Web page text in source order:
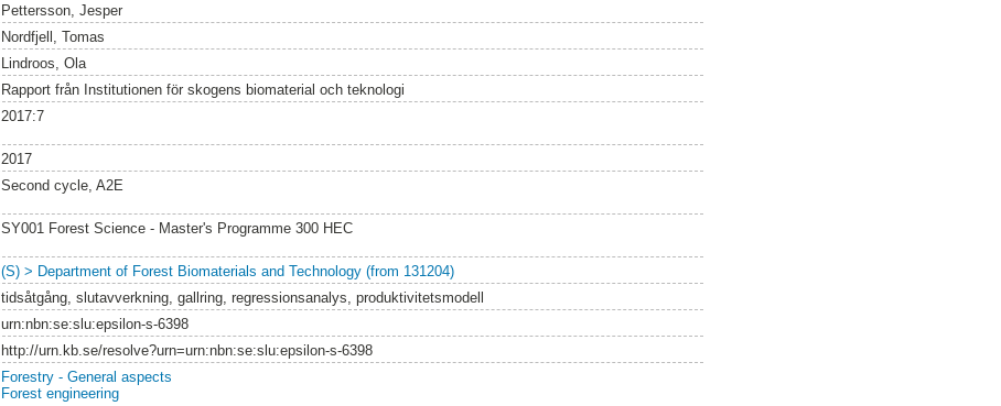
Pettersson, Jesper
Nordfjell, Tomas
Lindroos, Ola
Rapport från Institutionen för skogens biomaterial och teknologi
2017:7
2017
Second cycle, A2E
SY001 Forest Science - Master's Programme 300 HEC
(S) > Department of Forest Biomaterials and Technology (from 131204)
tidsåtgång, slutavverkning, gallring, regressionsanalys, produktivitetsmodell
urn:nbn:se:slu:epsilon-s-6398
http://urn.kb.se/resolve?urn=urn:nbn:se:slu:epsilon-s-6398
Forestry - General aspects
Forest engineering